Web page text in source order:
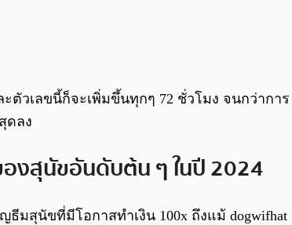
ตัวเลขนี้ก็จะเพิ่มขึ้นทุกๆ 72 ชั่วโมง จนกว่าก
ดลง
งสุนัขอันดับต้น ๆ ในปี 2024
มสุนัขที่มีโอกาสทำเงิน 100x ถึงแม้